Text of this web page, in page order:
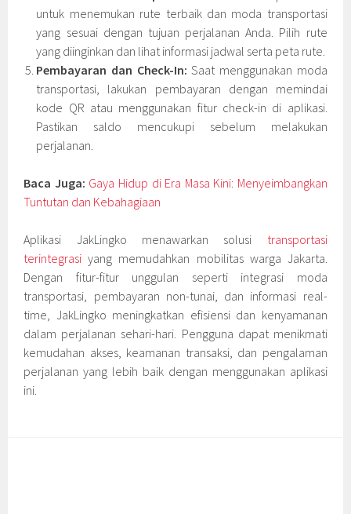
untuk menemukan rute terbaik dan moda transportasi
yang sesuai dengan tujuan perjalanan Anda. Pilih rute
yang diinginkan dan lihat informasi jadwal serta peta rute.
Pembayaran dan Check-In: Saat menggunakan moda
transportasi, lakukan pembayaran dengan memindai
kode QR atau menggunakan fitur check-in di aplikasi.
Pastikan saldo mencukupi sebelum melakukan
perjalanan.
Baca Juga: Gaya Hidup di Era Masa Kini: Menyeimbangkan
Tuntutan dan Kebahagiaan
Aplikasi JakLingko menawarkan solusi transportasi
terintegrasi yang memudahkan mobilitas warga Jakarta.
Dengan fitur-fitur unggulan seperti integrasi moda
transportasi, pembayaran non-tunai, dan informasi real-
time, JakLingko meningkatkan efisiensi dan kenyamanan
dalam perjalanan sehari-hari. Pengguna dapat menikmati
kemudahan akses, keamanan transaksi, dan pengalaman
perjalanan yang lebih baik dengan menggunakan aplikasi
ini.